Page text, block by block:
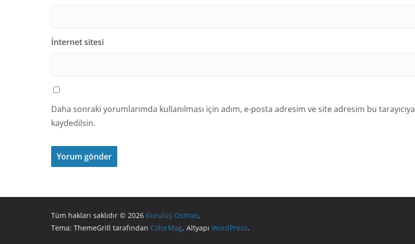
İnternet sitesi
Daha sonraki yorumlarımda kullanılması için adım, e-posta adresim ve site adresim bu tarayıcıya
kaydedilsin.
Tüm hakları saklıdır © 2026 Kuruluş Osman.
Tema: ThemeGrill tarafından ColorMag. Altyapı WordPress.